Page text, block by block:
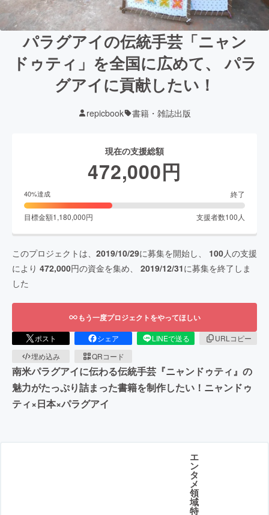
パラグアイの伝統手芸「ニャン
ドゥティ」を全国に広めて、 パラ
グアイに貢献したい！
repicbook 書籍・雑誌出版
現在の支援総額
472,000円
40%達成 終了
目標金額1,180,000円 支援者数100 人
このプロジェクトは、 2019/10/29に募集を開始し、 100人の支援
により 472,000円の資金を集め、 2019/12/31に募集を終了しま
した
もう一度プロジェクトをやってほしい
ポスト シェア LINEで送る
URLコピー
埋め込み
QRコード
南米パラグアイに伝わる伝統手芸『ニャンドゥティ』の
魅力がたっぷり詰まった書籍を制作したい！ニャンドゥ
ティ×日本×パラグアイ
エ
ン
タ
メ
領
域
特